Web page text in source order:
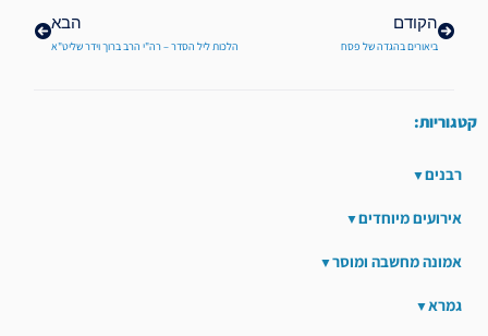
הקודם
ביאורים בהגדה של פסח
הבא
הלכות ליל הסדר – רה"י הרב ברוך וידר שליט"א
קטגוריות:
רבנים
אירועים מיוחדים
אמונה מחשבה ומוסר
גמרא